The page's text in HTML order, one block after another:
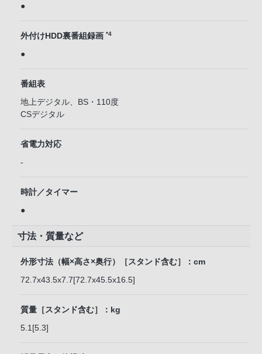
●
外付けHDD裏番組録画 *4
●
番組表
地上デジタル、BS・110度
CSデジタル
省電力対応
-
時計／タイマー
●
寸法・質量など
外形寸法（幅×高さ×奥行）［スタンド含む］：cm
72.7x43.5x7.7[72.7x45.5x16.5]
質量［スタンド含む］：kg
5.1[5.3]